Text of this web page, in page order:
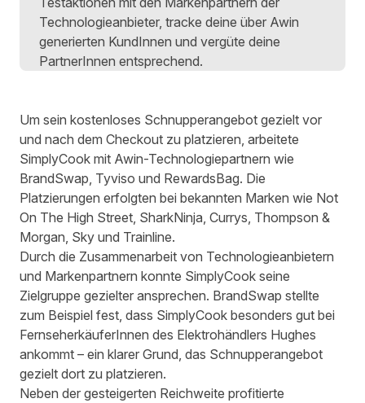
Technologieanbieter, tracke deine über Awin
generierten KundInnen und vergüte deine
PartnerInnen entsprechend.
Um sein kostenloses Schnupperangebot gezielt vor
und nach dem Checkout zu platzieren, arbeitete
SimplyCook mit Awin-Technologiepartnern wie
BrandSwap, Tyviso und RewardsBag. Die
Platzierungen erfolgten bei bekannten Marken wie Not
On The High Street, SharkNinja, Currys, Thompson &
Morgan, Sky und Trainline.
Durch die Zusammenarbeit von Technologieanbietern
und Markenpartnern konnte SimplyCook seine
Zielgruppe gezielter ansprechen. BrandSwap stellte
zum Beispiel fest, dass SimplyCook besonders gut bei
FernseherkäuferInnen des Elektrohändlers Hughes
ankommt – ein klarer Grund, das Schnupperangebot
gezielt dort zu platzieren.
Neben der gesteigerten Reichweite profitierte